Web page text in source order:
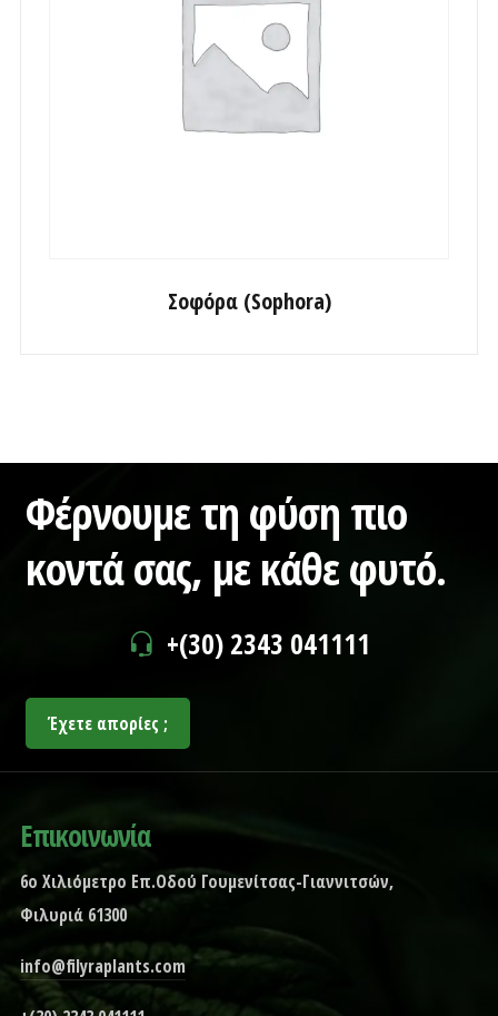
Σοφόρα (Sophora)
Φέρνουμε τη φύση πιο
κοντά σας, με κάθε φυτό.
+(30) 2343 041111
Έχετε απορίες ;
Επικοινωνία
6ο Χιλιόμετρο Επ.Οδού Γουμενίτσας-Γιαννιτσών,
Φιλυριά 61300
info@filyraplants.com